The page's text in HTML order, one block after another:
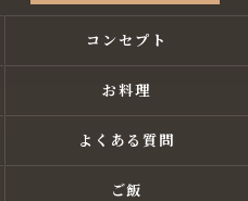
コンセプト
お料理
よくある質問
ご飯